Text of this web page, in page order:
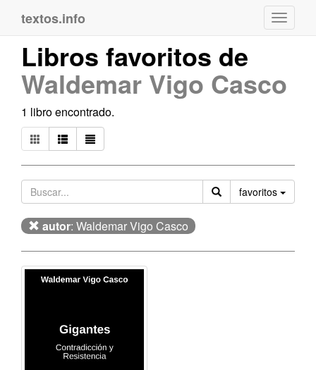
textos.info
Libros favoritos de
Waldemar Vigo Casco
1 libro encontrado.
favoritos
autor: Waldemar Vigo Casco